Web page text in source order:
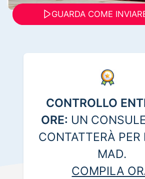
GUARDA COME
CONTROLLO
ORE: UN
CONTATTERÀ
MAD.
COMPILA